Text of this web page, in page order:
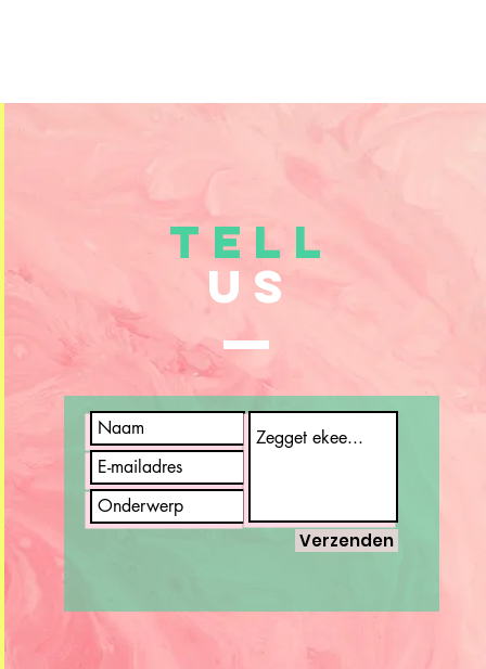
TELL
US
Verzenden